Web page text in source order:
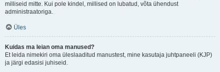
milliseid mitte. Kui pole kindel, millised on lubatud, võta ühendust
administraatoriga.
Üles
Kuidas ma leian oma manused?
Et leida nimekiri oma üleslaaditud manustest, mine kasutaja juhtpaneeli (KJP)
ja järgi edasisi juhiseid.